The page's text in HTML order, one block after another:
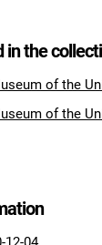
in the
of the
of the